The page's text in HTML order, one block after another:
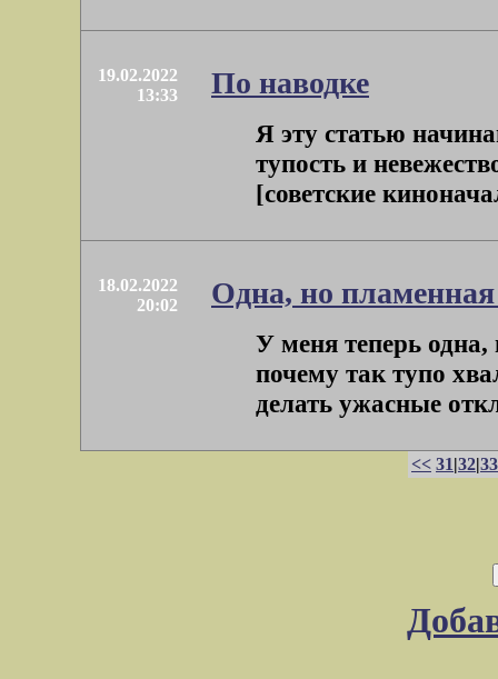
19.02.2022
13:33
По наводке
Я эту статью
тупость и
[советские
18.02.2022
20:02
Одна, но пламенная
У меня теперь одна,
почему так тупо
делать ужасные
<< 31|32|33